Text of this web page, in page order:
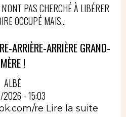
PAS CHERCHÉ À LIBÉRER
OCCUPÉ MAIS...
ARRIÈRE-ARRIÈRE GRAND-
MÈRE !
ALBÈ
- 15:03
re Lire la suite